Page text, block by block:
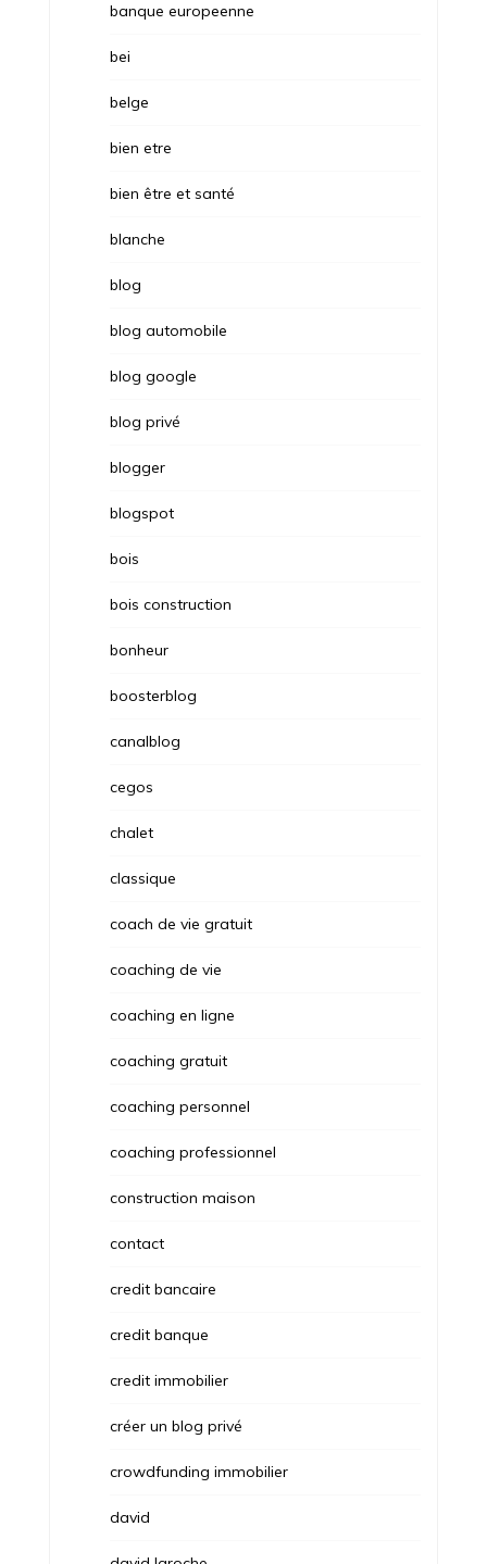
banque europeenne
bei
belge
bien etre
bien être et santé
blanche
blog
blog automobile
blog google
blog privé
blogger
blogspot
bois
bois construction
bonheur
boosterblog
canalblog
cegos
chalet
classique
coach de vie gratuit
coaching de vie
coaching en ligne
coaching gratuit
coaching personnel
coaching professionnel
construction maison
contact
credit bancaire
credit banque
credit immobilier
créer un blog privé
crowdfunding immobilier
david